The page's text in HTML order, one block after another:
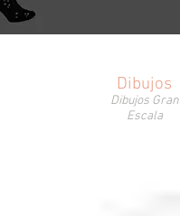
Dibujos
Dibujos Gran
Escala